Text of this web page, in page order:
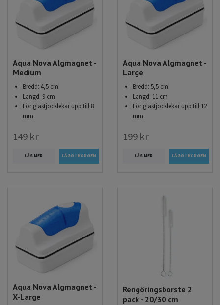
Aqua Nova Algmagnet -
Medium
Bredd: 4,5 cm
Längd: 9 cm
För glastjocklekar upp till 8
mm
149 kr
LÄS MER
Aqua Nova Algmagnet -
Large
Bredd: 5,5 cm
Längd: 11 cm
För glastjocklekar upp till 12
mm
199 kr
LÄS MER
Aqua Nova Algmagnet -
X-Large
Rengöringsborste 2
pack - 20/30 cm